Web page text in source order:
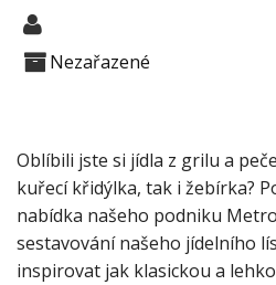
Nezařazené
Oblíbili jste si jídla z grilu a
kuřecí křidýlka, tak i žebírka?
nabídka našeho podniku
sestavování našeho jídelního
inspirovat jak klasickou a